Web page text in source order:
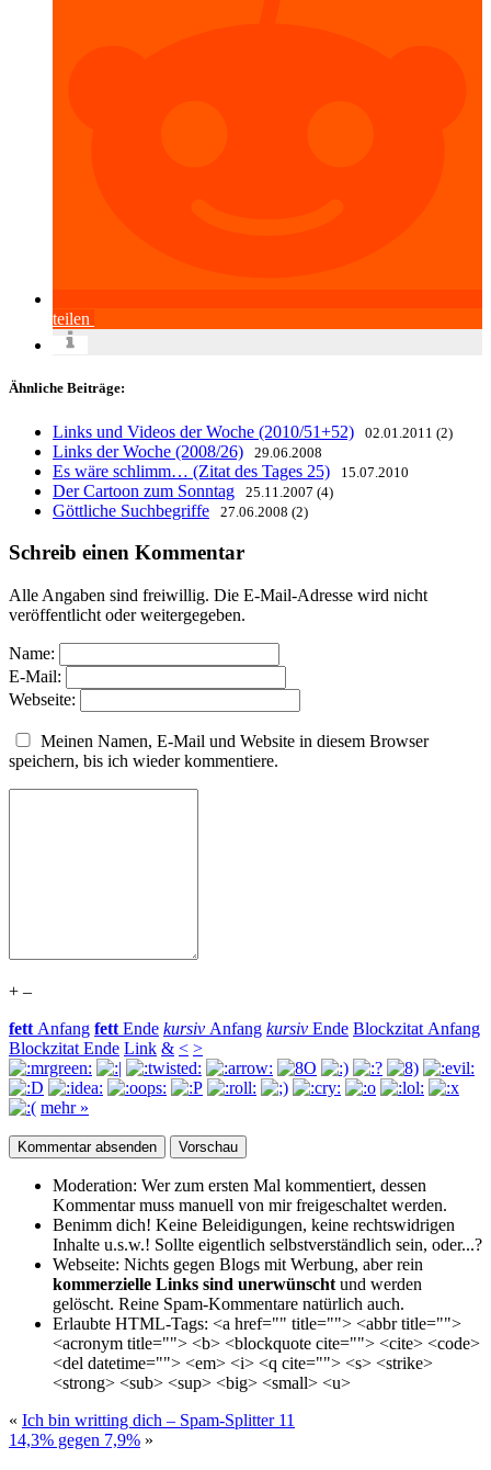
teilen
Ähnliche Beiträge:
Links und Videos der Woche (2010/51+52) 02.01.2011 (2)
Links der Woche (2008/26) 29.06.2008
Es wäre schlimm… (Zitat des Tages 25) 15.07.2010
Der Cartoon zum Sonntag 25.11.2007 (4)
Göttliche Suchbegriffe 27.06.2008 (2)
Schreib einen Kommentar
Alle Angaben sind freiwillig. Die E-Mail-Adresse wird nicht
veröffentlicht oder weitergegeben.
Name:
E-Mail:
Webseite:
Meinen Namen, E-Mail und Website in diesem Browser
speichern, bis ich wieder kommentiere.
+ –
fett Anfang fett Ende kursiv Anfang kursiv Ende Blockzitat Anfang
Blockzitat Ende Link & < >
mehr »
Moderation: Wer zum ersten Mal kommentiert, dessen
Kommentar muss manuell von mir freigeschaltet werden.
Benimm dich! Keine Beleidigungen, keine rechtswidrigen
Inhalte u.s.w.! Sollte eigentlich selbst­verständlich sein, oder...?
Webseite: Nichts gegen Blogs mit Werbung, aber rein
kommerzielle Links sind unerwünscht und werden
gelöscht. Reine Spam-Kommentare natürlich auch.
Erlaubte HTML-Tags: <a href="" title=""> <abbr title="">
<acronym title=""> <b> <blockquote cite=""> <cite> <code>
<del datetime=""> <em> <i> <q cite=""> <s> <strike>
<strong> <sub> <sup> <big> <small> <u>
« Ich bin writting dich – Spam-Splitter 11
14,3% gegen 7,9% »